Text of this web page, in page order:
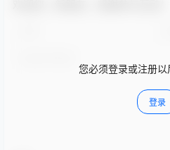
您必须登录或注册
登录